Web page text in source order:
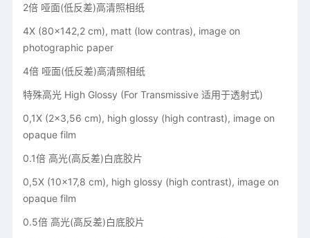
2倍 哑面(低反差)高清照相纸
4X (80x142,2 cm), matt (low contras), image on
photographic paper
4倍 哑面(低反差)高清照相纸
特殊高光 High Glossy (For Transmissive 适用于透射式)
0,1X (2x3,56 cm), high glossy (high contrast), image on
opaque film
0.1倍 高光(高反差)白底胶片
0,5X (10x17,8 cm), high glossy (high contrast), image on
opaque film
0.5倍 高光(高反差)白底胶片